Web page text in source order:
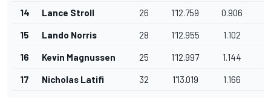
14 Lance Stroll 26 1'12.759 0.906
15 Lando Norris 28 1'12.955 1.102
16 Kevin Magnussen 25 1'12.997 1.144
17 Nicholas Latifi 32 1'13.019 1.166